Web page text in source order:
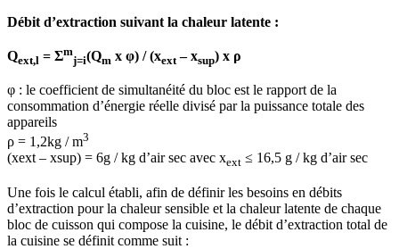
Débit d’extraction suivant la chaleur latente :
Qext,l = Σm
j=i(Qm x φ) / (xext – xsup) x ρ
φ : le coefficient de simultanéité du bloc est le rapport de la
consommation d’énergie réelle divisé par la puissance totale des
appareils
ρ = 1,2kg / m3
(xext – xsup) = 6g / kg d’air sec avec xext ≤ 16,5 g / kg d’air sec
Une fois le calcul établi, afin de définir les besoins en débits
d’extraction pour la chaleur sensible et la chaleur latente de chaque
bloc de cuisson qui compose la cuisine, le débit d’extraction total de
la cuisine se définit comme suit :